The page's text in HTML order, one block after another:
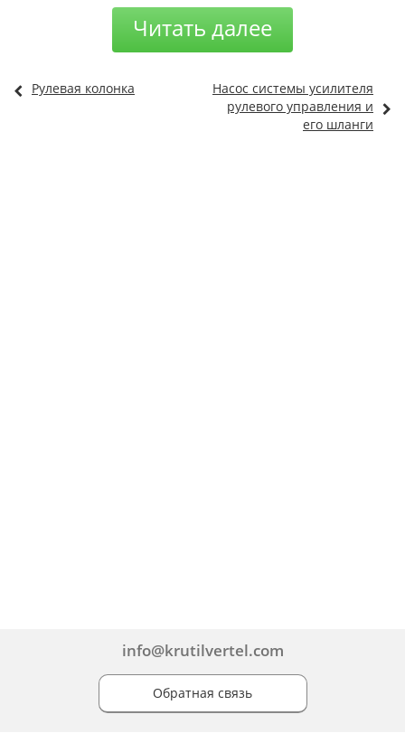
Читать далее
Рулевая колонка
Насос системы усилителя
рулевого управления и
его шланги
info@krutilvertel.com
Обратная связь